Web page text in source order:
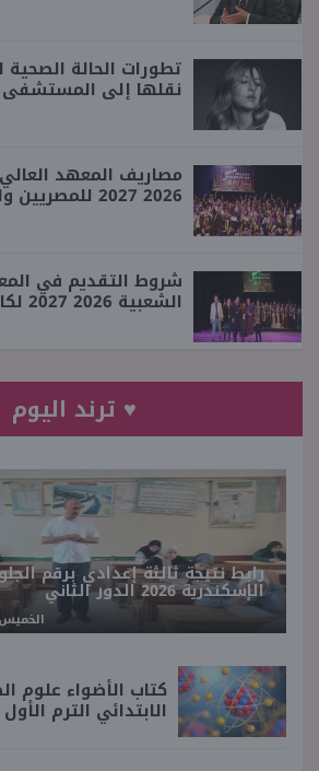
تطورات الحالة
نقلها إلى المستشفى
مصاريف المعهد
2026 2027 للمصريين والطلاب الوافدين
شروط التقديم في
الشعبية 2026 2027 لكافة الأقسام
♥ ترند اليوم
رابط نتيجة ثالثة إعدادي برقم
الإسكندرية 2026 الدور الثاني
الخميس 06-08-2026 04:06 مـ
كتاب الأضواء علوم
الابتدائي الترم الأول 2027 pdf